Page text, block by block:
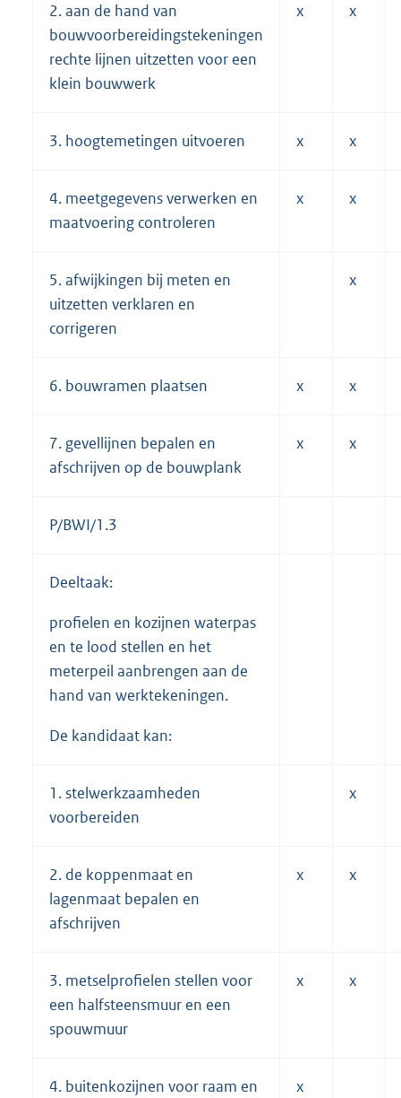
2. aan de hand van
bouwvoorbereidingstekeningen
rechte lijnen uitzetten voor een
klein bouwwerk
x x
3. hoogtemetingen uitvoeren x x
4. meetgegevens verwerken en
maatvoering controleren
x x
5. afwijkingen bij meten en
uitzetten verklaren en
corrigeren
x
6. bouwramen plaatsen x x
7. gevellijnen bepalen en
afschrijven op de bouwplank
x x
P/BWI/1.3
Deeltaak:
profielen en kozijnen waterpas
en te lood stellen en het
meterpeil aanbrengen aan de
hand van werktekeningen.
De kandidaat kan:
1. stelwerkzaamheden
voorbereiden
x
2. de koppenmaat en
lagenmaat bepalen en
afschrijven
x x
3. metselprofielen stellen voor
een halfsteensmuur en een
spouwmuur
x x
4. buitenkozijnen voor raam en
x